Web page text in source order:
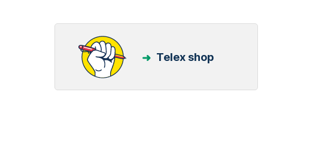
Telex shop